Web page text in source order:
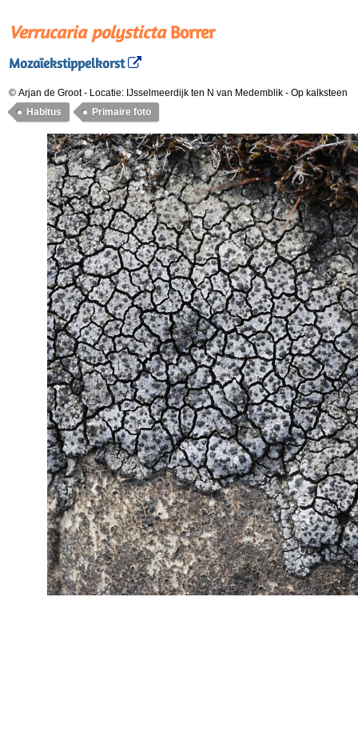
Verrucaria polystictaBorrer
Mozaïekstippelkorst
© Arjan de Groot- Locatie: IJsselmeerdijk ten N van Medemblik - Op kalksteen
Habitus
Primaire foto